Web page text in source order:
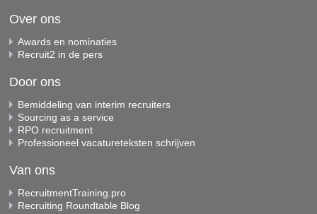
Over ons
Awards en nominaties
Recruit2 in de pers
Door ons
Bemiddeling van interim recruiters
Sourcing as a service
RPO recruitment
Professioneel vacatureteksten schrijven
Van ons
RecruitmentTraining.pro
Recruiting Roundtable Blog